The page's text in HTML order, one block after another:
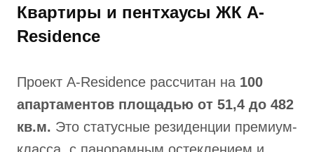
Квартиры и пентхаусы ЖК A-
Residence
Проект A-Residence рассчитан на 100
апартаментов площадью от 51,4 до 482
кв.м. Это статусные резиденции премиум-